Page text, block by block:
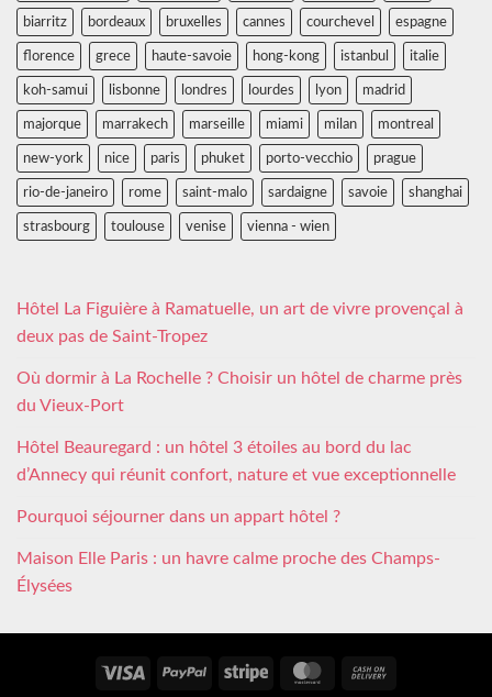
biarritz bordeaux bruxelles cannes courchevel espagne
florence grece haute-savoie hong-kong istanbul italie
koh-samui lisbonne londres lourdes lyon madrid
majorque marrakech marseille miami milan montreal
new-york nice paris phuket porto-vecchio prague
rio-de-janeiro rome saint-malo sardaigne savoie shanghai
strasbourg toulouse venise vienna - wien
Hôtel La Figuière à Ramatuelle, un art de vivre provençal à
deux pas de Saint-Tropez
Où dormir à La Rochelle ? Choisir un hôtel de charme près
du Vieux-Port
Hôtel Beauregard : un hôtel 3 étoiles au bord du lac
d’Annecy qui réunit confort, nature et vue exceptionnelle
Pourquoi séjourner dans un appart hôtel ?
Maison Elle Paris : un havre calme proche des Champs-
Élysées
Visa PayPal Stripe MasterCard